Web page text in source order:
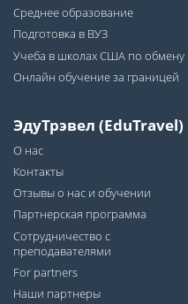
Среднее образование
Подготовка в ВУЗ
Учеба в школах США по обмену
Онлайн обучение за границей
ЭдуТрэвел (EduTravel)
О нас
Контакты
Отзывы о нас и обучении
Партнерская программа
Сотрудничество с
преподавателями
For partners
Наши партнеры